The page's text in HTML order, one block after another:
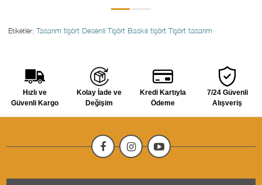
Etiketler: Tasarım tişört Desenli Tişört Baskılı tişört Tişört tasarım
Hızlı ve
Güvenli Kargo
Kolay İade ve
Değişim
Kredi Kartıyla
Ödeme
7/24 Güvenli
Alışveriş